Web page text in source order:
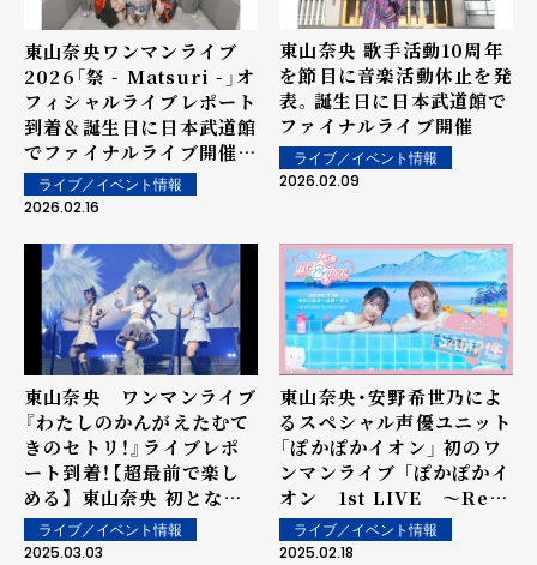
東山奈央ワンマンライブ
2026「祭 - Matsuri -」オ
フィシャルライブレポート
到着＆誕生日に日本武道館
でファイナルライブ開催決
定！ライブ／イベント情報
2026.02.16
東山奈央 歌手活動10周年
を節目に音楽活動休止を発
表。誕生日に日本武道館で
ファイナルライブ開催
ライブ／イベント情報
2026.02.09
東山奈央 ワンマンライブ
『わたしのかんがえたむて
きのセトリ！』ライブレポ
ート到着！【超最前で楽し
める】 東山奈央 初となる
8K VR LIVEを東京・大阪
の映画館で開催決定！
ライブ／イベント情報
2025.03.03
東山奈央・安野希世乃によ
るスペシャル声優ユニット
「ぽかぽかイオン」 初のワ
ンマンライブ 「ぽかぽかイ
オン 1st LIVE 〜Re :
me & you〜」 ライブ詳
細発表＆レプリカチケット
ライブ／イベント情報
2025.02.18